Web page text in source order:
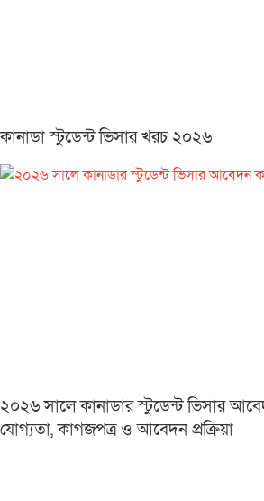
কানাডা স্টুডেন্ট ভিসার খরচ ২০২৬
২০২৬ সালে কানাডার স্টুডেন্ট ভিসার
যোগ্যতা, কাগজপত্র ও আবেদন প্রক্রিয়া